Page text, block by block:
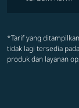
*Tarif yang
tidak lagi tersedia
produk dan layanan